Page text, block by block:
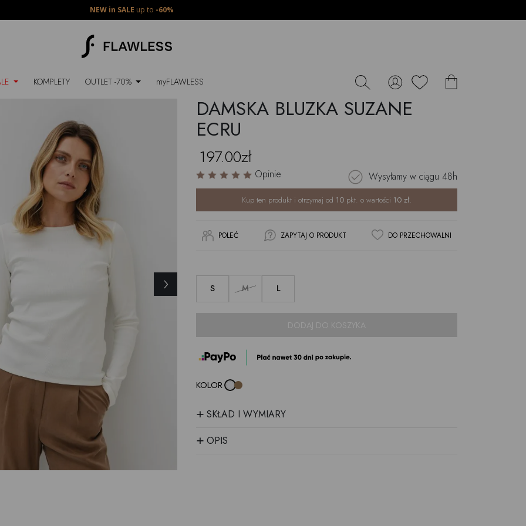
NEW in SALE up to -60%
KOMPLETY OUTLET -70% myFLAWLESS
›
DAMSKA BLUZKA SUZANE
ECRU
197.00zł
Opinie Wysyłamy w ciągu 48h
Kup ten produkt i otrzymaj od 10 pkt. o wartości 10 zł.
POLEĆ ZAPYTAJ O PRODUKT DO PRZECHOWALNI
S M L
DODAJ DO KOSZYKA
KOLOR
+ SKŁAD I WYMIARY
+ OPIS